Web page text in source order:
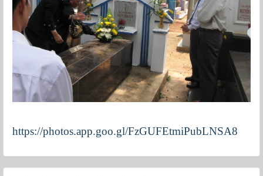
https://photos.app.goo.gl/FzGUFEtmiPubLNSA8